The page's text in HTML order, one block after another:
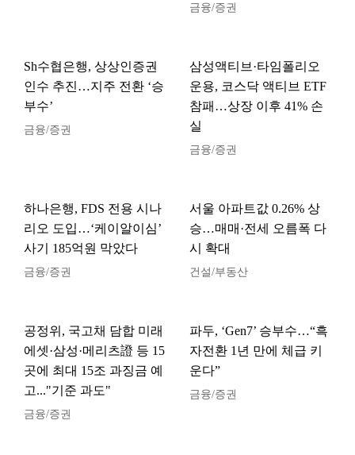
금융/증권
Sh수협은행, 상상인증권
인수 추진…지주 전환 ‘승
부수’
금융/증권
삼성액티브·타임폴리오
운용, 코스닥 액티브 ETF
참패…상장 이후 41% 손
실
금융/증권
하나은행, FDS 전용 시나
리오 도입…‘케이알이심’
사기 185억원 막았다
금융/증권
서울 아파트값 0.26% 상
승…매매·전세 오름폭 다
시 확대
건설/부동산
공정위, 국고채 담합 미래
에셋·삼성·메리츠證 등 15
곳에 최대 15조 과징금 예
고..."기준 과도"
금융/증권
파두, ‘Gen7’ 승부수…“흑
자전환 1년 만에 체급 키
운다”
금융/증권